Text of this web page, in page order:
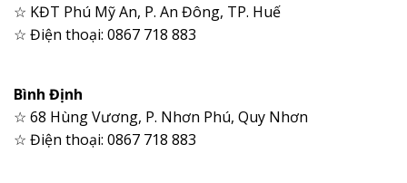
☆ KĐT Phú Mỹ An, P. An Đông, TP. Huế
☆ Điện thoại: 0867 718 883
Bình Định
☆ 68 Hùng Vương, P. Nhơn Phú, Quy Nhơn
☆ Điện thoại: 0867 718 883